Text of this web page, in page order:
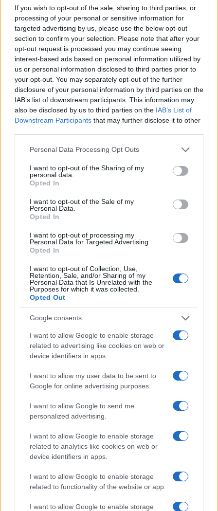
If you wish to opt-out of the sale, sharing to third parties, or
processing of your personal or sensitive information for
targeted advertising by us, please use the below opt-out
section to confirm your selection. Please note that after your
opt-out request is processed you may continue seeing
interest-based ads based on personal information utilized by
us or personal information disclosed to third parties prior to
your opt-out. You may separately opt-out of the further
disclosure of your personal information by third parties on the
IAB’s list of downstream participants. This information may
also be disclosed by us to third parties on the IAB’s List of
Downstream Participants that may further disclose it to other
Please note that this website/app uses one or more Google
not limited to your visit or usage behaviour. You may click to
grant or deny consent to Google and its third-party tags to
use your data for below specified purposes in below Google
consent section.
Personal Data Processing Opt Outs
I want to opt-out of the Sharing of my
personal data.
Opted In
I want to opt-out of the Sale of my
Personal Data.
Opted In
I want to opt-out of processing my
Personal Data for Targeted Advertising.
Opted In
I want to opt-out of Collection, Use,
Retention, Sale, and/or Sharing of my
Personal Data that Is Unrelated with the
Purposes for which it was collected.
Opted Out
Google consents
I want to allow Google to enable storage
related to advertising like cookies on web or
device identifiers in apps.
I want to allow my user data to be sent to
Google for online advertising purposes.
I want to allow Google to send me
personalized advertising.
I want to allow Google to enable storage
related to analytics like cookies on web or
device identifiers in apps.
I want to allow Google to enable storage
related to functionality of the website or app.
I want to allow Google to enable storage